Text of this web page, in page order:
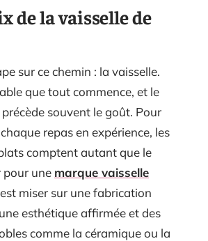
de la vaisselle de
sur ce chemin : la vaisselle.
que tout commence, et le
souvent le goût. Pour
repas en expérience, les
comptent autant que le
pour une marque vaisselle
miser sur une fabrication
esthétique affirmée et des
comme la céramique ou la